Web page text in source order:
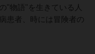
"物語"を生きている人
患者、時には冒険者の